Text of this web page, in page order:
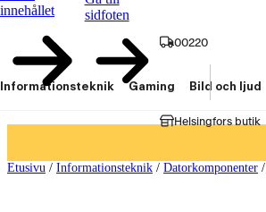
innehållet
sidfoten
00220
Helsingfors butik
Informationsteknik Gaming Bild och ljud
Etusivu / Informationsteknik / Datorkomponenter /